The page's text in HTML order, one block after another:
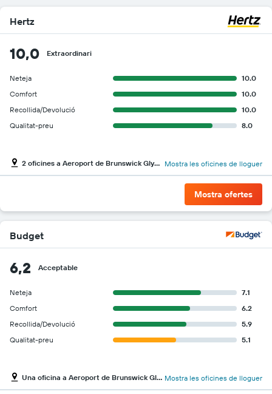
Hertz
10,0 Extraordinari
Neteja
10.0
Comfort
10.0
Recollida/Devolució
10.0
Qualitat-preu
8.0
2 oficines a Aeroport de Brunswick Glynco Jetport Mostra les oficines de lloguer
Mostra ofertes
Budget
6,2 Acceptable
Neteja
7.1
Comfort
6.2
Recollida/Devolució
5.9
Qualitat-preu
5.1
Una oficina a Aeroport de Brunswick Glynco Jetport Mostra les oficines de lloguer